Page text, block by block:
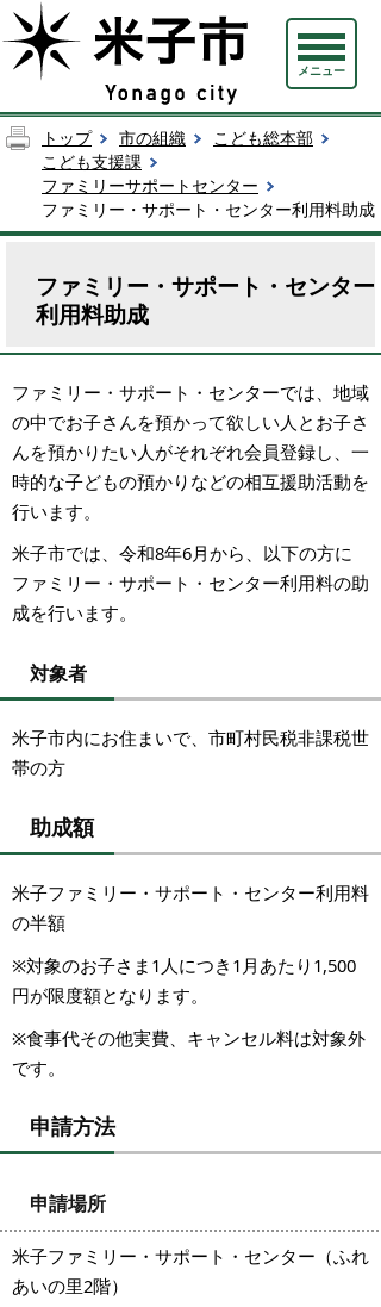
メニュー
トップ 市の組織
こども総本部
こども支援課
ファミリーサポートセンター
ファミリー・サポート・センター利用料助成
ファミリー・サポート・センター
利用料助成
ファミリー・サポート・センターでは、地域
の中でお子さんを預かって欲しい人とお子さ
んを預かりたい人がそれぞれ会員登録し、一
時的な子どもの預かりなどの相互援助活動を
行います。
米子市では、令和8年6月から、以下の方に
ファミリー・サポート・センター利用料の助
成を行います。
対象者
米子市内にお住まいで、市町村民税非課税世
帯の方
助成額
米子ファミリー・サポート・センター利用料
の半額
※対象のお子さま1人につき1月あたり1,500
円が限度額となります。
※食事代その他実費、キャンセル料は対象外
です。
申請方法
申請場所
米子ファミリー・サポート・センター（ふれ
あいの里2階）